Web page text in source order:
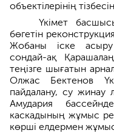
объектілерінің
Үкімет
бөгетін
Жобаны іске асыру
сондай-ақ
теңізге шығатын
Олжас Бектенов
пайдалану, су жинау
Амудария
каскадының жұмыс
көрші елдермен